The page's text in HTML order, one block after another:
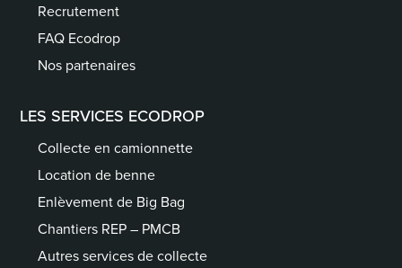
Recrutement
FAQ Ecodrop
Nos partenaires
LES SERVICES ECODROP
Collecte en camionnette
Location de benne
Enlèvement de Big Bag
Chantiers REP – PMCB
Autres services de collecte